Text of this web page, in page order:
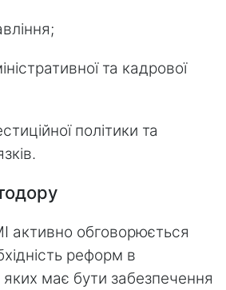
та кадрової
політики та
активно обговорюється
реформ в
яких має бути забезпечення